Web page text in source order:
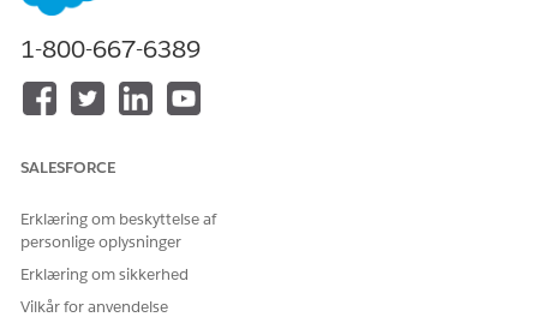
angive det maksimale og mindste beløb for et lån eller en
leasing, tilbuddets gyldighed og varigheden af et lån eller
en leasing. Når kunder og agenter ansøger om et lån eller
en lease, vises disse attributter som valgmuligheder og
bruges også til at beregne tilbuddene. Opret desuden en
bruges af applikationen til at starte et guidet forløb under
Opret attributpluklister for Køretøjs- og aktivudlån
Opret en attributplukliste og dens relaterede værdier for
produktattributter af datatypen Plukliste. F.eks. er
lånebetingelse eller leasingbetingelse en
1-800-667-6389
SALESFORCE
Erklæring om beskyttelse af
personlige oplysninger
Erklæring om sikkerhed
Vilkår for anvendelse